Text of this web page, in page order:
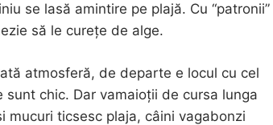
se lasă amintire pe plajă. Cu “patronii”
să le curețe de alge.
atmosferă, de departe e locul cu cel
chic. Dar vamaioții de cursa lunga
mucuri ticsesc plaja, câini vagabonzi